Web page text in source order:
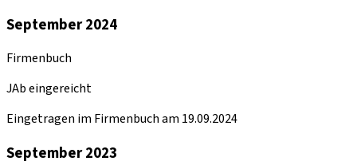
September 2024
Firmenbuch
JAb eingereicht
Eingetragen im Firmenbuch am 19.09.2024
September 2023